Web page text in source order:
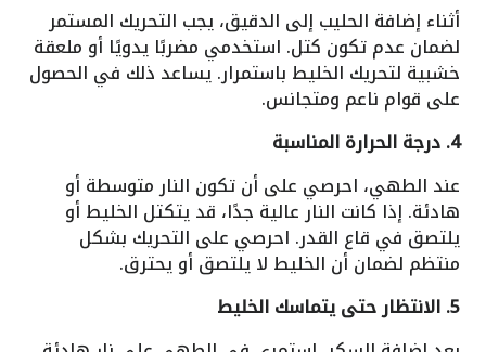
أثناء إضافة الحليب إلى الدقيق، يجب التحريك المستمر
لضمان عدم تكون كتل. استخدمي مضربًا يدويًا أو ملعقة
خشبية لتحريك الخليط باستمرار. يساعد ذلك في الحصول
على قوام ناعم ومتجانس.
4. درجة الحرارة المناسبة
عند الطهي، احرصي على أن تكون النار متوسطة أو
هادئة. إذا كانت النار عالية جدًا، قد يتكتل الخليط أو
يلتصق في قاع القدر. احرصي على التحريك بشكل
منتظم لضمان أن الخليط لا يلتصق أو يحترق.
5. الانتظار حتى يتماسك الخليط